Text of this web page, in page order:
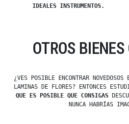
IDEALES INSTRUMENTOS.
OTROS
¿VES POSIBLE ENCONTRAR NOVEDOSOS
LAMINAS DE FLORES? ENTONCES
QUE ES POSIBLE QUE CONSIGAS
NUNCA HABRÍAS